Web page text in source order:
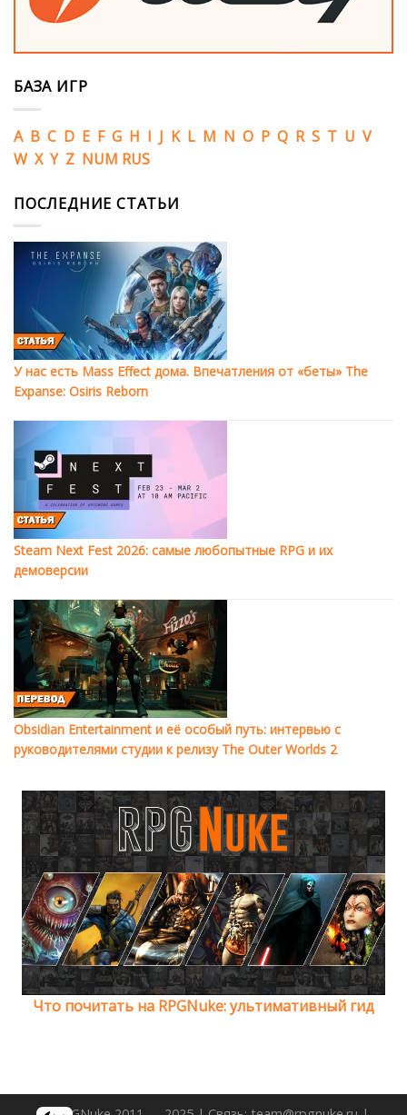
БАЗА ИГР
A B C D E F G H I J K L M N O P Q R S T U V
W X Y Z NUM RUS
ПОСЛЕДНИЕ СТАТЬИ
У нас есть Mass Effect дома. Впечатления от «беты» The
Expanse: Osiris Reborn
Steam Next Fest 2026: самые любопытные RPG и их
демоверсии
Obsidian Entertainment и её особый путь: интервью с
руководителями студии к релизу The Outer Worlds 2
Что почитать на RPGNuke: ультимативный гид